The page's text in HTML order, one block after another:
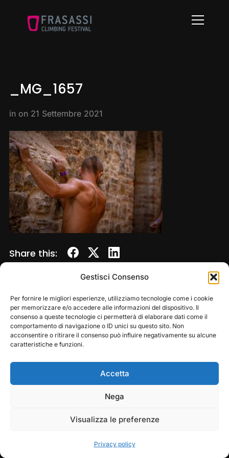
Gestisci Consenso
Per fornire le migliori esperienze, utilizziamo tecnologie come i cookie
per memorizzare e/o accedere alle informazioni del dispositivo. Il
consenso a queste tecnologie ci permetterà di elaborare dati come il
comportamento di navigazione o ID unici su questo sito. Non
acconsentire o ritirare il consenso può influire negativamente su alcune
caratteristiche e funzioni.
Accetta
Nega
Visualizza le preferenze
Privacy policy
Info
_MG_1657
in on 21 Settembre 2021
Share this:
Copyright © 2026 — Frasassi Climbing Festival. All
Rights Reserved